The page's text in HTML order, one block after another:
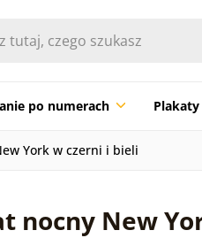
po numerach Plakaty
York w czerni i bieli
nocny New